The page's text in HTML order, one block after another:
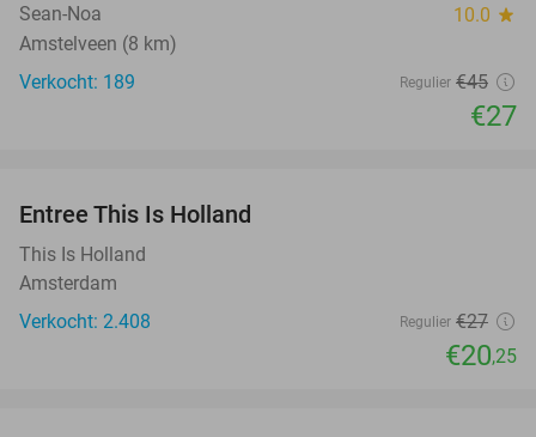
Sean-Noa 10.0 star
Amstelveen (8 km)
Verkocht: 189
Regulier €45
€27
Entree This Is Holland
This Is Holland
Amsterdam
Verkocht: 2.408
Regulier €27
€20,25